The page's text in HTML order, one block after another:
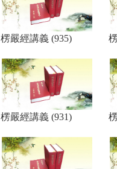
楞嚴經講義 (935)
楞嚴經講義 (931)